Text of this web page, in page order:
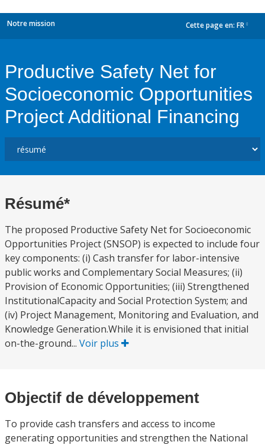
Notre mission Cette page en: FR
Productive Safety Net for
Socioeconomic Opportunities
Project Additional Financing
Résumé*
The proposed Productive Safety Net for Socioeconomic
Opportunities Project (SNSOP) is expected to include four
key components: (i) Cash transfer for labor-intensive
public works and Complementary Social Measures; (ii)
Provision of Economic Opportunities; (iii) Strengthened
InstitutionalCapacity and Social Protection System; and
(iv) Project Management, Monitoring and Evaluation, and
Knowledge Generation.While it is envisioned that initial
on-the-ground... Voir plus
Objectif de développement
To provide cash transfers and access to income
generating opportunities and strengthen the National